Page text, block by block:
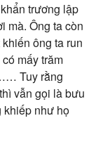
trương lập
mà. Ông ta còn
ông ta run
mấy trăm
Tuy rằng
vẫn gọi là bưu
khiếp như họ